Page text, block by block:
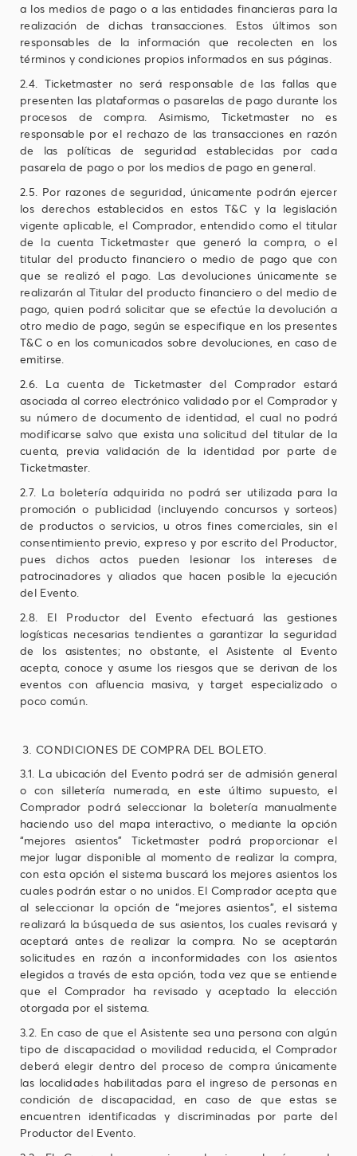
a los medios de pago o a las entidades financieras para la
realización de dichas transacciones. Estos últimos son
responsables de la información que recolecten en los
términos y condiciones propios informados en sus páginas.
2.4. Ticketmaster no será responsable de las fallas que
presenten las plataformas o pasarelas de pago durante los
procesos de compra. Asimismo, Ticketmaster no es
responsable por el rechazo de las transacciones en razón
de las políticas de seguridad establecidas por cada
pasarela de pago o por los medios de pago en general.
2.5. Por razones de seguridad, únicamente podrán ejercer
los derechos establecidos en estos T&C y la legislación
vigente aplicable, el Comprador, entendido como el titular
de la cuenta Ticketmaster que generó la compra, o el
titular del producto financiero o medio de pago que con
que se realizó el pago. Las devoluciones únicamente se
realizarán al Titular del producto financiero o del medio de
pago, quien podrá solicitar que se efectúe la devolución a
otro medio de pago, según se especifique en los presentes
T&C o en los comunicados sobre devoluciones, en caso de
emitirse.
2.6. La cuenta de Ticketmaster del Comprador estará
asociada al correo electrónico validado por el Comprador y
su número de documento de identidad, el cual no podrá
modificarse salvo que exista una solicitud del titular de la
cuenta, previa validación de la identidad por parte de
Ticketmaster.
2.7. La boletería adquirida no podrá ser utilizada para la
promoción o publicidad (incluyendo concursos y sorteos)
de productos o servicios, u otros fines comerciales, sin el
consentimiento previo, expreso y por escrito del Productor,
pues dichos actos pueden lesionar los intereses de
patrocinadores y aliados que hacen posible la ejecución
del Evento.
2.8. El Productor del Evento efectuará las gestiones
logísticas necesarias tendientes a garantizar la seguridad
de los asistentes; no obstante, el Asistente al Evento
acepta, conoce y asume los riesgos que se derivan de los
eventos con afluencia masiva, y target especializado o
poco común.
CONDICIONES DE COMPRA DEL BOLETO.
3.1. La ubicación del Evento podrá ser de admisión general
o con silletería numerada, en este último supuesto, el
Comprador podrá seleccionar la boletería manualmente
haciendo uso del mapa interactivo, o mediante la opción
“mejores asientos” Ticketmaster podrá proporcionar el
mejor lugar disponible al momento de realizar la compra,
con esta opción el sistema buscará los mejores asientos los
cuales podrán estar o no unidos. El Comprador acepta que
al seleccionar la opción de “mejores asientos”, el sistema
realizará la búsqueda de sus asientos, los cuales revisará y
aceptará antes de realizar la compra. No se aceptarán
solicitudes en razón a inconformidades con los asientos
elegidos a través de esta opción, toda vez que se entiende
que el Comprador ha revisado y aceptado la elección
otorgada por el sistema.
3.2. En caso de que el Asistente sea una persona con algún
tipo de discapacidad o movilidad reducida, el Comprador
deberá elegir dentro del proceso de compra únicamente
las localidades habilitadas para el ingreso de personas en
condición de discapacidad, en caso de que estas se
encuentren identificadas y discriminadas por parte del
Productor del Evento.